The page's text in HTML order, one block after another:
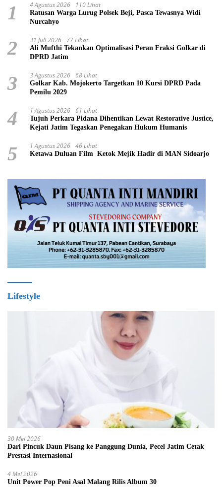
1 4 Agustus 2026 110 Lihat
Ratusan Warga Lurug Polsek Beji, Pasca Tewasnya Widi
Nurcahyo
2 31 Juli 2026 77 Lihat
Ali Mufthi Tekankan Optimalisasi Peran Fraksi Golkar di
DPRD Jatim
3 3 Agustus 2026 68 Lihat
Golkar Kab. Mojokerto Targetkan 10 Kursi DPRD Pada
Pemilu 2029
4 1 Agustus 2026 61 Lihat
Tujuh Perkara Pidana Dihentikan Lewat Restorative Justice,
Kejati Jatim Tegaskan Penegakan Hukum Humanis
5 1 Agustus 2026 46 Lihat
Ketawa Duluan Film Ketok Mejik Hadir di MAN Sidoarjo
Lifestyle
30 Mei 2026
Dari Pincuk Daun Pisang ke Panggung Dunia, Pecel Jatim Cetak
Prestasi Internasional
4 Mei 2026
Unit Power Pop Peni Asal Malang Rilis Album 30